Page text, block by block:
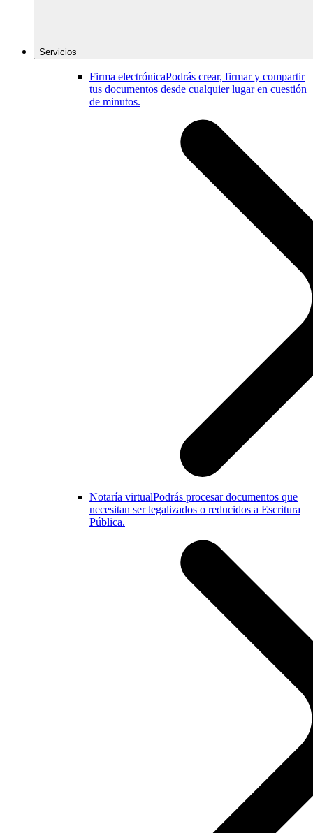
Servicios
Firma electrónicaPodrás crear, firmar y compartir
tus documentos desde cualquier lugar en cuestión
de minutos.
Notaría virtualPodrás procesar documentos que
necesitan ser legalizados o reducidos a Escritura
Pública.